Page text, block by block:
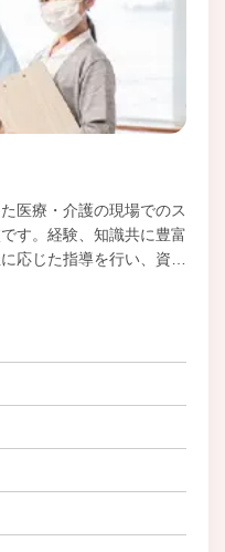
医療・介護の現場でのス
す。経験、知識共に豊富
応じた指導を行い、資